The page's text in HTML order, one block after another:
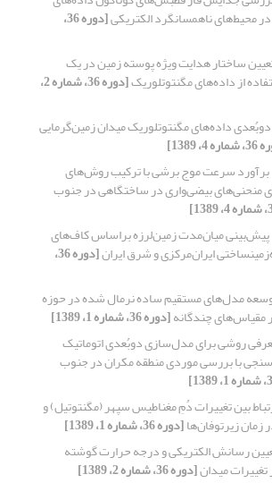
محیط‌های ناهمسانگرد الکتریکی [دوره 36،
ساختار هدایت ویژه پوسته زمین در یک
از داده‌های مگنتوتلوریک [دوره 36، شماره 2،
داده‌های مگنتوتلوریک میدان زمین‌گرمایی
1389]
برآورد سرعت موج برشی با ترکیب روش‌های
منحنی‌های بیضی‌واری در ساختگاهی در جنوب
پیش‌بینی میان‌مدت زمین‌لرزه براساس کاف‌های
ایران‌مرکزی و شرق ایران [دوره 36،
مدل‌های مستقیم ساده نرمال شده در حوزه
مقیاس‌های چندگانه[دوره 36، شماره 1، 1389]
روشی برای مدل‌سازی دوبُعدی اتوماتیک
با بررسی موردی منطقه مکران در جنوب
بین تغییرات دُمِ مغناطیس سپهر (مگنتوتیل) و
زیرتوفان‌ها[دوره 36، شماره 1، 1389]
رسانش الکتریکی و درجه حرارت گوشته‌
تغییرات میدان[دوره 36، شماره 2، 1389]